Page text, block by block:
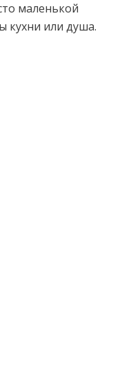
маленькой
кухни или душа.